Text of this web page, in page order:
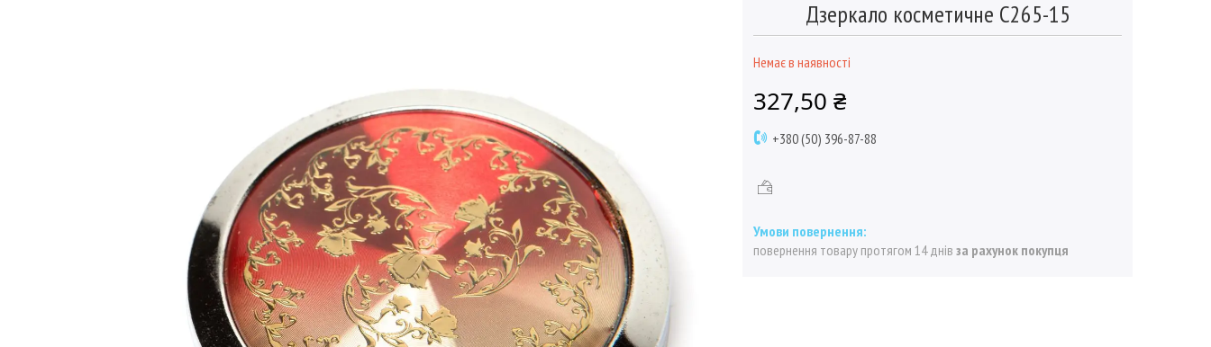
Дзеркало косметичне C265-15
Немає в наявності
327,50 ₴
+380 (50) 396-87-88
повернення товару протягом 14 днів за рахунок покупця